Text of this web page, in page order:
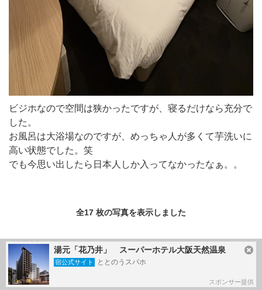
ビジホなので空間は狭かったですが、寝るだけなら充分で
した。
お風呂は大浴場なのですが、めっちゃ人が多くて芋洗いに
高い状態でした。笑
でも今思い出したら日本人しか入ってなかったなぁ。。
全17 枚の写真を表示しました
この旅行記のタグ
# 嵐山 #金閣寺 # 竹林の小径
湯元「花乃井」 スーパーホテル大阪天然温泉
宿公式サイト ととのうスパホ
スポンサー提供